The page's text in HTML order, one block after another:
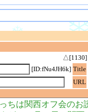
[ID:fNu4JH6k] Title
URL